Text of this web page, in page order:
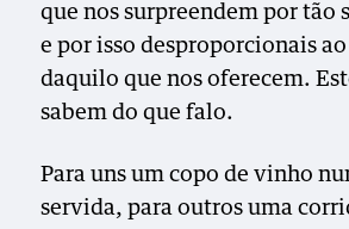
que nos surpreendem por tão
e por isso desproporcionais
daquilo que nos oferecem.
sabem do que falo.
Para uns um copo de vinho
servida, para outros uma